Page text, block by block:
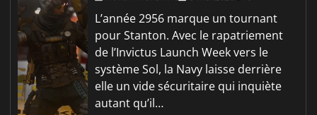
L’année 2956 marque un tournant
pour Stanton. Avec le rapatriement
de l’Invictus Launch Week vers le
système Sol, la Navy laisse derrière
elle un vide sécuritaire qui inquiète
autant qu’il…